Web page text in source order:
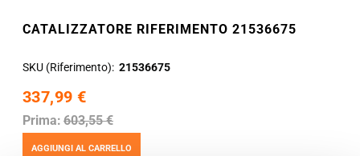
CATALIZZATORE RIFERIMENTO 21536675
SKU (Riferimento) 21536675
337,99 €
Prima: 603,55 €
AGGIUNGI AL CARRELLO